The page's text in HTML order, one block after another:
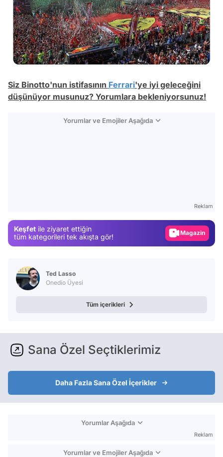
Siz Binotto'nun istifasının Ferrari'ye iyi geleceğini
düşünüyor musunuz? Yorumlara bekleniyorsunuz!
Yorumlar ve Emojiler Aşağıda
Reklam
Keşfet ile ziyaret ettiğin
tüm kategorileri tek akışta gör!
Magazin
Video
Ted Lasso
Onedio Üyesi
Tüm içerikleri
Sana Özel Seçtiklerimiz
Daha Fazla Sana Özel İçerikler
Yorumlar Aşağıda
Reklam
Yorumlar ve Emojiler Aşağıda